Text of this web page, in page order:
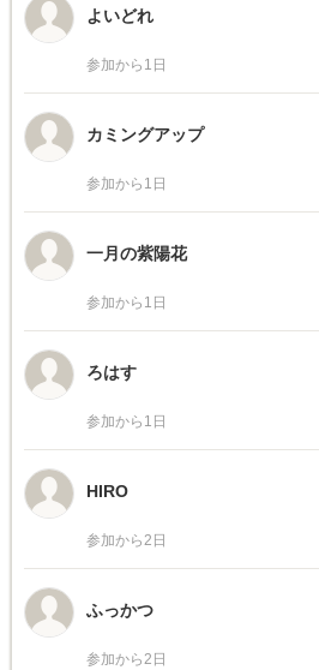
よいどれ
参加から1日
カミングアップ
参加から1日
一月の紫陽花
参加から1日
ろはす
参加から1日
HIRO
参加から2日
ふっかつ
参加から2日